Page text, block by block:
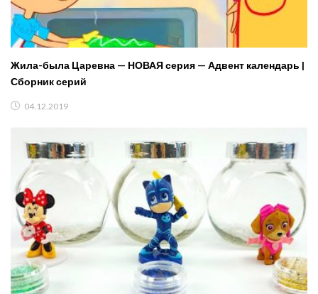
Жила-была Царевна — НОВАЯ серия — Адвент календарь |
Сборник серий
04.12.2019